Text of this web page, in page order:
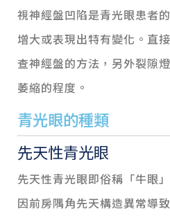
視神經盤凹陷是青光眼患者
增大或表現出特有變化。直
查神經盤的方法，另外裂隙
萎縮的程度。
青光眼的種類
先天性青光眼
先天性青光眼即俗稱「牛眼
因前房隅角先天構造異常導